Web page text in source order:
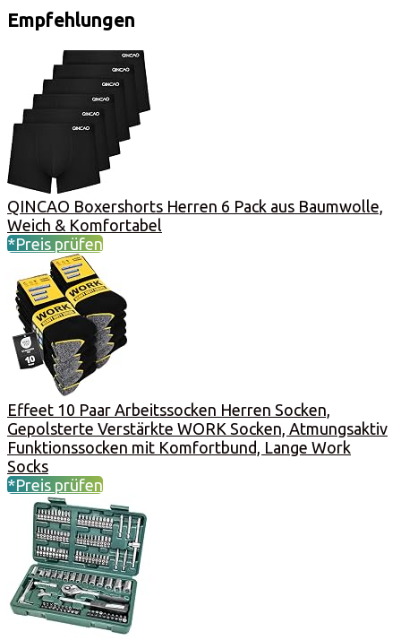
Empfehlungen
QINCAO Boxershorts Herren 6 Pack aus Baumwolle,
Weich & Komfortabel
*Preis prüfen
Effeet 10 Paar Arbeitssocken Herren Socken,
Gepolsterte Verstärkte WORK Socken, Atmungsaktiv
Funktionssocken mit Komfortbund, Lange Work
Socks
*Preis prüfen